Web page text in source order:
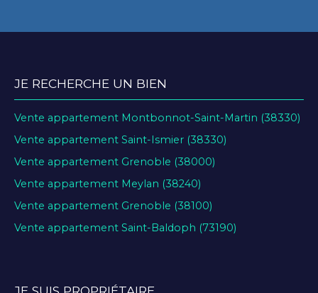
JE RECHERCHE UN BIEN
Vente appartement Montbonnot-Saint-Martin (38330)
Vente appartement Saint-Ismier (38330)
Vente appartement Grenoble (38000)
Vente appartement Meylan (38240)
Vente appartement Grenoble (38100)
Vente appartement Saint-Baldoph (73190)